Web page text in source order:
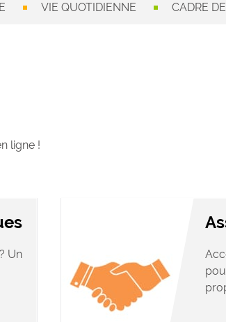
VIE QUOTIDIENNE CADRE
ligne !
Un